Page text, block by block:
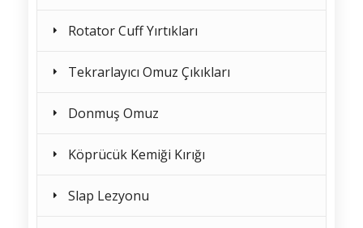
Rotator Cuff Yırtıkları
Tekrarlayıcı Omuz Çıkıkları
Donmuş Omuz
Köprücük Kemiği Kırığı
Slap Lezyonu